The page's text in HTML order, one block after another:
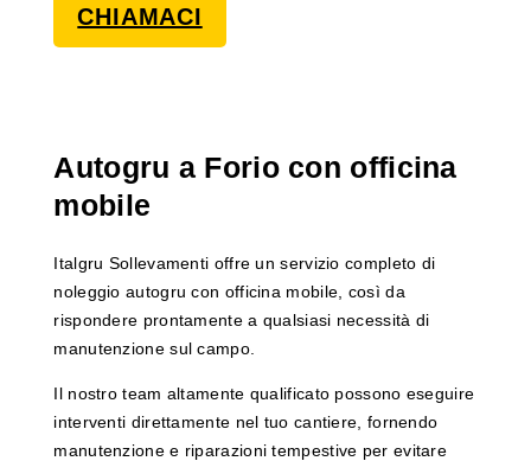
CHIAMACI
Autogru a Forio con officina
mobile
Italgru Sollevamenti offre un servizio completo di
noleggio autogru con officina mobile, così da
rispondere prontamente a qualsiasi necessità di
manutenzione sul campo.
Il nostro team altamente qualificato possono eseguire
interventi direttamente nel tuo cantiere, fornendo
manutenzione e riparazioni tempestive per evitare